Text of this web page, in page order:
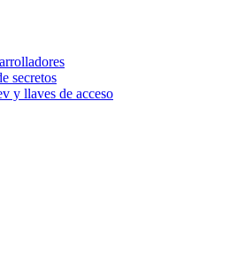
secretos
y llaves de acceso